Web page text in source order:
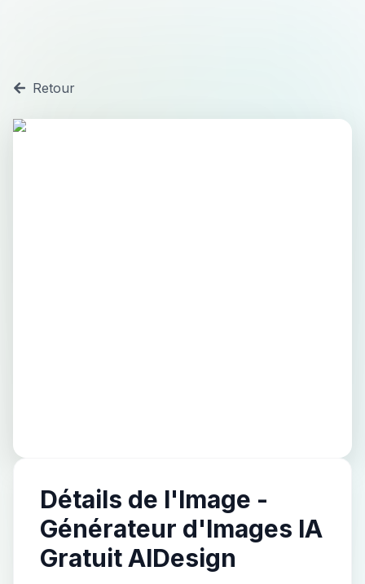
Retour
Détails de l'Image -
Générateur d'Images IA
Gratuit AIDesign